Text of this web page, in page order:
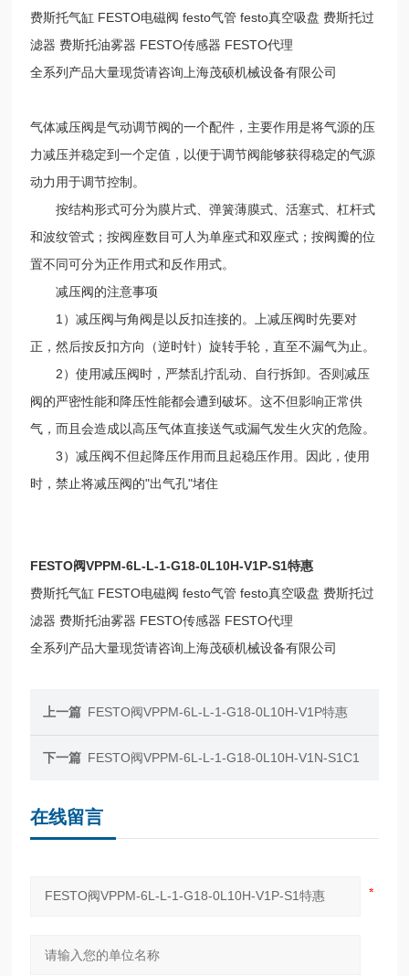
费斯托气缸 FESTO电磁阀 festo气管 festo真空吸盘 费斯托过
滤器 费斯托油雾器 FESTO传感器 FESTO代理
全系列产品大量现货请咨询上海茂硕机械设备有限公司
气体减压阀是气动调节阀的一个配件，主要作用是将气源的压
力减压并稳定到一个定值，以便于调节阀能够获得稳定的气源
动力用于调节控制。
按结构形式可分为膜片式、弹簧薄膜式、活塞式、杠杆式
和波纹管式；按阀座数目可人为单座式和双座式；按阀瓣的位
置不同可分为正作用式和反作用式。
减压阀的注意事项
1）减压阀与角阀是以反扣连接的。上减压阀时先要对
正，然后按反扣方向（逆时针）旋转手轮，直至不漏气为止。
2）使用减压阀时，严禁乱拧乱动、自行拆卸。否则减压
阀的严密性能和降压性能都会遭到破坏。这不但影响正常供
气，而且会造成以高压气体直接送气或漏气发生火灾的危险。
3）减压阀不但起降压作用而且起稳压作用。因此，使用
时，禁止将减压阀的"出气孔"堵住
FESTO阀VPPM-6L-L-1-G18-0L10H-V1P-S1特惠
费斯托气缸 FESTO电磁阀 festo气管 festo真空吸盘 费斯托过
滤器 费斯托油雾器 FESTO传感器 FESTO代理
全系列产品大量现货请咨询上海茂硕机械设备有限公司
上一篇 FESTO阀VPPM-6L-L-1-G18-0L10H-V1P特惠
下一篇 FESTO阀VPPM-6L-L-1-G18-0L10H-V1N-S1C1
在线留言